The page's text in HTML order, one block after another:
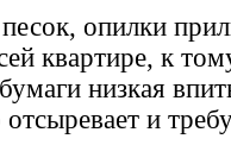
опилки
квартире, к
низкая
и